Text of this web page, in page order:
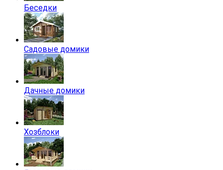
Беседки
Садовые домики
Дачные домики
Хозблоки